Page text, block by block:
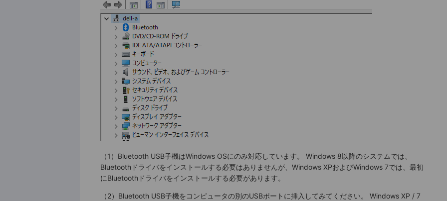
（1）Bluetooth USB子機はWindows OSにのみ対応しています。 Windows 8以降のシステムでは、
Bluetoothドライバをインストールする必要はありませんが、Windows XPおよびWindows 7では、最初
にBluetoothドライバをインストールする必要があります。
（2）Bluetooth USB子機をコンピュータの別のUSBポートに挿入してみてください。 Windows XP / 7